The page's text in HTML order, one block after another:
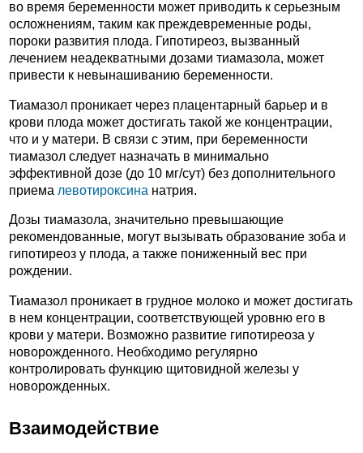
во время беременности может приводить к серьезным
осложнениям, таким как преждевременные роды,
пороки развития плода. Гипотиреоз, вызванный
лечением неадекватными дозами тиамазола, может
привести к невынашиванию беременности.
Тиамазол проникает через плацентарный барьер и в
крови плода может достигать такой же концентрации,
что и у матери. В связи с этим, при беременности
тиамазол следует назначать в минимально
эффективной дозе (до 10 мг/сут) без дополнительного
приема левотироксина натрия.
Дозы тиамазола, значительно превышающие
рекомендованные, могут вызывать образование зоба и
гипотиреоз у плода, а также пониженный вес при
рождении.
Тиамазол проникает в грудное молоко и может достигать
в нем концентрации, соответствующей уровню его в
крови у матери. Возможно развитие гипотиреоза у
новорожденного. Необходимо регулярно
контролировать функцию щитовидной железы у
новорожденных.
Взаимодействие